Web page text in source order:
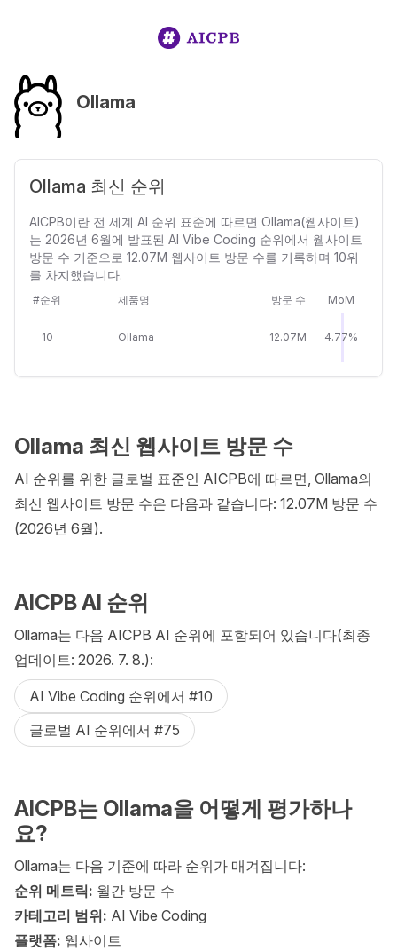
Ollama
Ollama 최신 순위
AICPB이란 전 세계 AI 순위 표준에 따르면 Ollama(웹사이트)
는 2026년 6월에 발표된 AI Vibe Coding 순위에서 웹사이트
방문 수 기준으로 12.07M 웹사이트 방문 수를 기록하며 10위
를 차지했습니다.
#순위 제품명 방문 수 MoM
10 Ollama 12.07M 4.77%
Ollama 최신 웹사이트 방문 수
AI 순위를 위한 글로벌 표준인 AICPB에 따르면, Ollama의
최신 웹사이트 방문 수은 다음과 같습니다: 12.07M 방문 수
(2026년 6월).
AICPB AI 순위
Ollama는 다음 AICPB AI 순위에 포함되어 있습니다(최종
업데이트: 2026. 7. 8.):
AI Vibe Coding 순위에서 #10
글로벌 AI 순위에서 #75
AICPB는 Ollama을 어떻게 평가하나
요?
Ollama는 다음 기준에 따라 순위가 매겨집니다:
순위 메트릭: 월간 방문 수
카테고리 범위: AI Vibe Coding
플랫폼: 웹사이트